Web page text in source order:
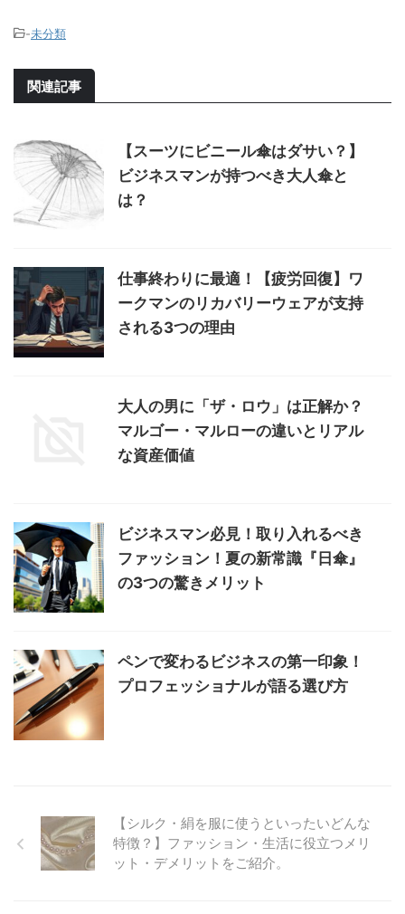
-未分類
関連記事
【スーツにビニール傘はダサい？】
ビジネスマンが持つべき大人傘と
は？
仕事終わりに最適！【疲労回復】ワ
ークマンのリカバリーウェアが支持
される3つの理由
大人の男に「ザ・ロウ」は正解か？
マルゴー・マルローの違いとリアル
な資産価値
ビジネスマン必見！取り入れるべき
ファッション！夏の新常識『日傘』
の3つの驚きメリット
ペンで変わるビジネスの第一印象！
プロフェッショナルが語る選び方
【シルク・絹を服に使うといったいどんな
特徴？】ファッション・生活に役立つメリ
ット・デメリットをご紹介。